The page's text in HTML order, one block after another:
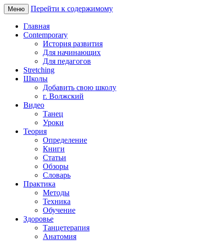
Меню Перейти к содержимому
Главная
Contemporary
История развития
Для начинающих
Для педагогов
Stretching
Школы
Добавить свою школу
г. Волжский
Видео
Танец
Уроки
Теория
Определение
Книги
Статьи
Обзоры
Словарь
Практика
Методы
Техника
Обучение
Здоровье
Танцетерапия
Анатомия